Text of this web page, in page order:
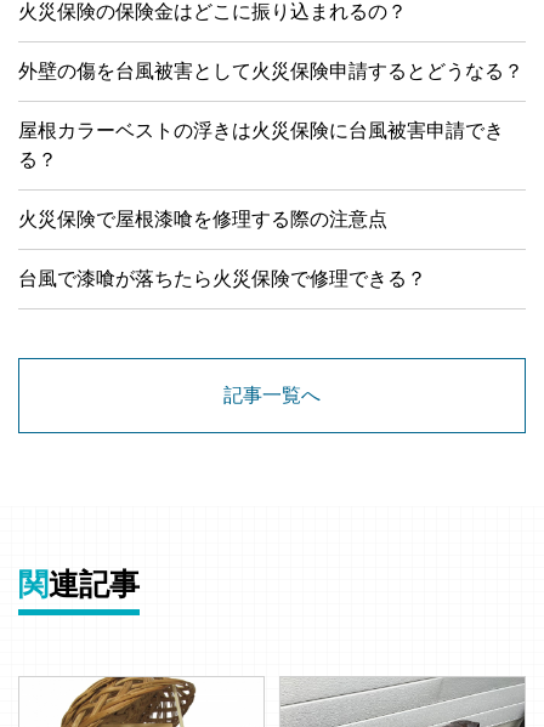
火災保険の保険金はどこに振り込まれるの？
外壁の傷を台風被害として火災保険申請するとどうなる？
屋根カラーベストの浮きは火災保険に台風被害申請でき
る？
火災保険で屋根漆喰を修理する際の注意点
台風で漆喰が落ちたら火災保険で修理できる？
記事一覧へ
関連記事